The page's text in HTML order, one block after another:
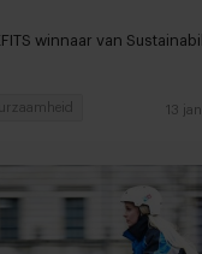
winnaar van
13